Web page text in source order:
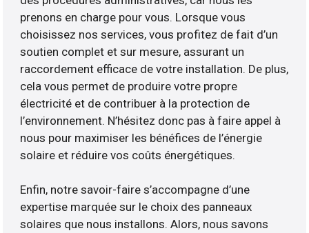
prenons en charge pour vous. Lorsque vous
choisissez nos services, vous profitez de fait d’un
soutien complet et sur mesure, assurant un
raccordement efficace de votre installation. De plus,
cela vous permet de produire votre propre
électricité et de contribuer à la protection de
l’environnement. N’hésitez donc pas à faire appel à
nous pour maximiser les bénéfices de l’énergie
solaire et réduire vos coûts énergétiques.
Enfin, notre savoir-faire s’accompagne d’une
expertise marquée sur le choix des panneaux
solaires que nous installons. Alors, nous savons